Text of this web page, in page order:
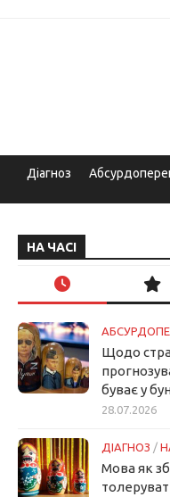
Діагноз
НА ЧАСІ
Щодо
буває у
28.07.2026
ДІАГНОЗ /
Мова як